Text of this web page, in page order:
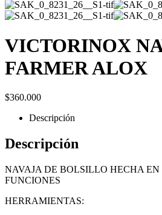
VICTORINOX
FARMER ALOX
$360.000
Descripción
Descripción
NAVAJA DE BOLSILLO HECHA EN
FUNCIONES
HERRAMIENTAS: